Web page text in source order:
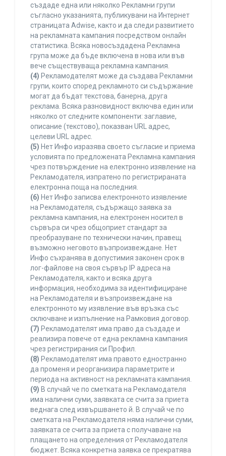
създаде една или няколко Рекламни групи
съгласно указанията, публикувани на Интернет
страницата Adwise, както и да следи развитието
на рекламната кампания посредством онлайн
статистика. Всяка новосъздадена Рекламна
група може да бъде включена в нова или във
вече съществуваща рекламна кампания.
(4) Рекламодателят може да създава Рекламни
групи, които според рекламното си съдържание
могат да бъдат текстова, банерна, друга
реклама. Всяка разновидност включва един или
няколко от следните компоненти: заглавие,
описание (текстово), показван URL адрес,
целеви URL адрес.
(5) Нет Инфо изразява своето съгласие и приема
условията по предложената Рекламна кампания
чрез потвърждение на електронно изявление на
Рекламодателя, изпратено по регистрираната
електронна поща на последния.
(6) Нет Инфо записва електронното изявление
на Рекламодателя, съдържащо заявка за
рекламна кампания, на електронен носител в
сървъра си чрез общоприет стандарт за
преобразуване по технически начин, правещ
възможно неговото възпроизвеждане. Нет
Инфо съхранява в допустимия законен срок в
лог-файлове на своя сървър IP адреса на
Рекламодателя, както и всяка друга
информация, необходима за идентифициране
на Рекламодателя и възпроизвеждане на
електронното му изявление във връзка със
сключване и изпълнение на Рамковия договор.
(7) Рекламодателят има право да създаде и
реализира повече от една рекламна кампания
чрез регистрирания си Профил.
(8) Рекламодателят има правото едностранно
да променя и реорганизира параметрите и
периода на активност на рекламната кампания.
(9) В случай че по сметката на Рекламодателя
има налични суми, заявката се счита за приета
веднага след извършването й. В случай че по
сметката на Рекламодателя няма налични суми,
заявката се счита за приета с получаване на
плащането на определения от Рекламодателя
бюджет. Всяка конкретна заявка се прекратява